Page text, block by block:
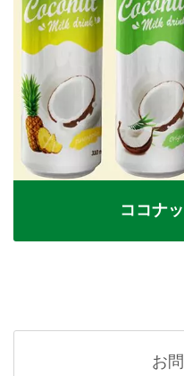
ココナ
お